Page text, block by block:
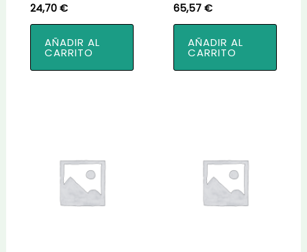
24,70 €
AÑADIR AL
CARRITO
65,57€
AÑADIR AL
CARRITO